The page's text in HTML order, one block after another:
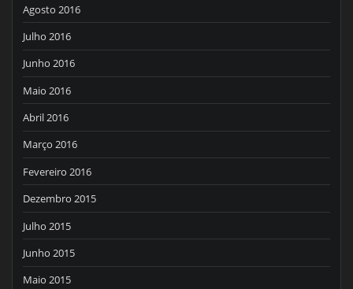
Agosto 2016
Julho 2016
Junho 2016
Maio 2016
Abril 2016
Março 2016
Fevereiro 2016
Dezembro 2015
Julho 2015
Junho 2015
Maio 2015